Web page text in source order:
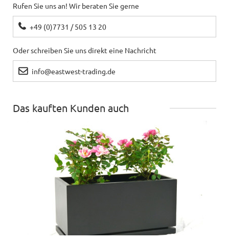
Rufen Sie uns an! Wir beraten Sie gerne
+49 (0)7731 / 505 13 20
Oder schreiben Sie uns direkt eine Nachricht
info@eastwest-trading.de
Das kauften Kunden auch